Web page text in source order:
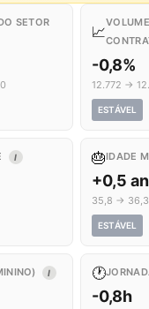
SETOR
📈
-0,8%
12.772 →
ESTÁVEL
I 🎂IDADE
+0,5
35,8 → 36,3
ESTÁVEL
I 🕐
-0,8h